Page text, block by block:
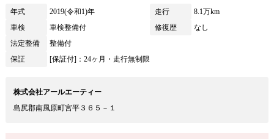
年式 2019(令和1)年 走行
8.1万km
車検
車検整備付 修復歴
なし
法定整備
整備付
保証
[保証付]：24ヶ月・走行無制限
株式会社アールエーティー
島尻郡南風原町宮平３６５－１